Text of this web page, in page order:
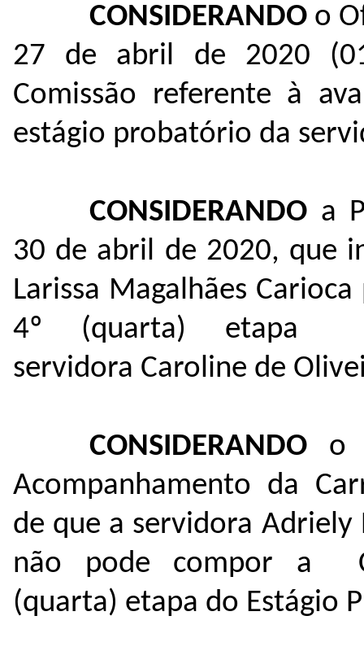
CONSIDERANDO o
27 de abril de 2020 (
Comissão referente à
estágio probatório da
CONSIDERANDO a
30 de abril de 2020, que
Larissa Magalhães
4º (quarta) etapa
servidora Caroline de
CONSIDERANDO o
Acompanhamento da
de que a servidora Adriely
não pode compor a
(quarta) etapa do Estágio